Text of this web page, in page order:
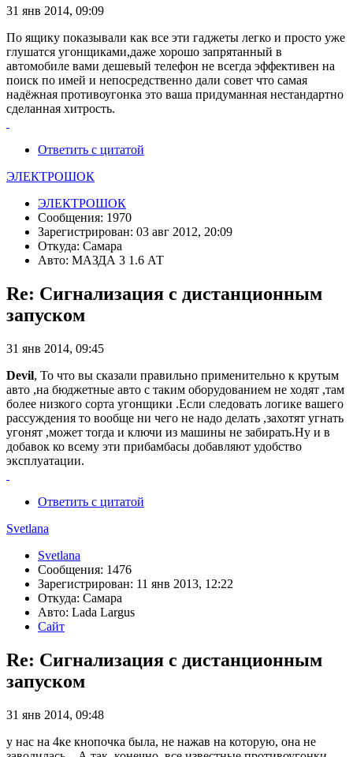
31 янв 2014, 09:09
По ящику показывали как все эти гаджеты легко и просто уже
глушатся угонщиками,даже хорошо запрятанный в
автомобиле вами дешевый телефон не всегда эффективен на
поиск по имей и непосредственно дали совет что самая
надёжная противоугонка это ваша придуманная нестандартно
сделанная хитрость.
Ответить с цитатой
ЭЛЕКТРОШОК
ЭЛЕКТРОШОК
Сообщения: 1970
Зарегистрирован: 03 авг 2012, 20:09
Откуда: Самара
Авто: МАЗДА 3 1.6 АТ
Re: Сигнализация с дистанционным
запуском
31 янв 2014, 09:45
Devil, То что вы сказали правильно применительно к крутым
авто ,на бюджетные авто с таким оборудованием не ходят ,там
более низкого сорта угонщики .Если следовать логике вашего
рассуждения то вообще ни чего не надо делать ,захотят угнать
угонят ,может тогда и ключи из машины не забирать.Ну и в
добавок ко всему эти прибамбасы добавляют удобство
эксплуатации.
Ответить с цитатой
Svetlana
Svetlana
Сообщения: 1476
Зарегистрирован: 11 янв 2013, 12:22
Откуда: Самара
Авто: Lada Largus
Сайт
Re: Сигнализация с дистанционным
запуском
31 янв 2014, 09:48
у нас на 4ке кнопочка была, не нажав на которую, она не